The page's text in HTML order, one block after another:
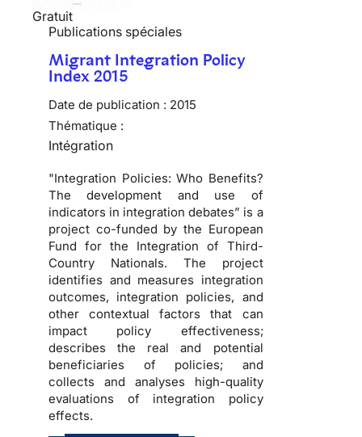
Gratuit
Publications spéciales
Migrant Integration Policy
Index 2015
Date de publication : 2015
Thématique :
Intégration
"Integration Policies: Who Benefits?
The development and use of
indicators in integration debates” is a
project co-funded by the European
Fund for the Integration of Third-
Country Nationals. The project
identifies and measures integration
outcomes, integration policies, and
other contextual factors that can
impact policy effectiveness;
describes the real and potential
beneficiaries of policies; and
collects and analyses high-quality
evaluations of integration policy
effects.